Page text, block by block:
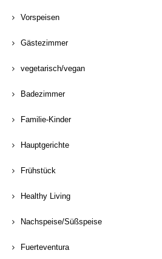
Vorspeisen
Gästezimmer
vegetarisch/vegan
Badezimmer
Familie-Kinder
Hauptgerichte
Frühstück
Healthy Living
Nachspeise/Süßspeise
Fuerteventura